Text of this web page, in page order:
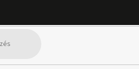
óta van jelen a piacon, és
kielégítik nemcsak a bútor- és
kísérletezni a dizájnnal, és eredeti
dizájnbútoroktól a dekorációs